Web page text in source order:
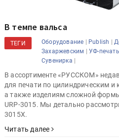
В темпе вальса
ТЕГИ Оборудование | Publish |
Захаржевским |УФ-печать
Сувенирка |
В ассортименте «РУССКОМ»
для печати по цилиндрическим
а также изделиям сложной
URP-3015. Мы детально
3015X.
Читать далее